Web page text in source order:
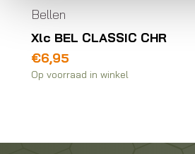
Bellen
Xlc BEL CLASSIC CHR
€6,95
Op voorraad in winkel